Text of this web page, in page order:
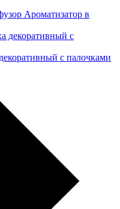
Ароматизатор в
с палочками